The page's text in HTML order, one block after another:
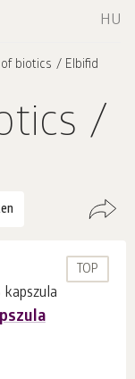
HU
biotics / Elbifid
/
TOP